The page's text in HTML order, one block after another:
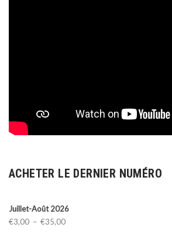
ACHETER LE DERNIER NUMÉRO
Juillet-Août 2026
€3,00 – €35,00Plage